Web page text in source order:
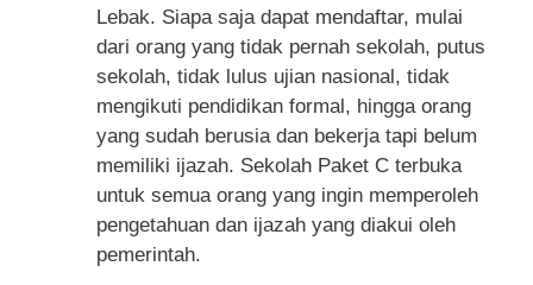
Lebak. Siapa saja dapat mendaftar, mulai
dari orang yang tidak pernah sekolah, putus
sekolah, tidak lulus ujian nasional, tidak
mengikuti pendidikan formal, hingga orang
yang sudah berusia dan bekerja tapi belum
memiliki ijazah. Sekolah Paket C terbuka
untuk semua orang yang ingin memperoleh
pengetahuan dan ijazah yang diakui oleh
pemerintah.